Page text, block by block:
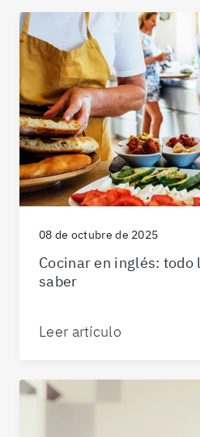
08 de octubre de 2025
Cocinar en inglés: todo
saber
Leer artículo